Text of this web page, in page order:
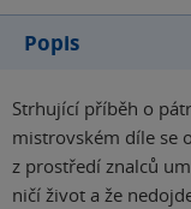
Popis
Strhující příběh o
mistrovském díle se
z prostředí znalců
ničí život a že